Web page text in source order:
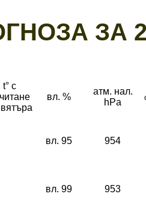
ЗА
t° с
вл. %
атм. нал.
hPa
вл. 95 954
вл. 99 953